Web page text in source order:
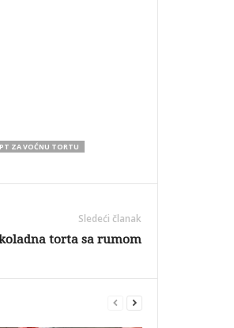
ZA VOĆNU TORTU
Sledeći članak
torta sa rumom